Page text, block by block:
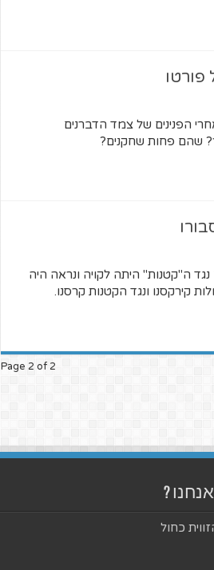
פורטו
הפנינים של צמד הדברנים
שהם פחות שחקנים?
ה"קטנות" היתה לקויה ונראה היה
קירקסנו ונגד הקטנות קרסנו.
Page 2 of 2
?